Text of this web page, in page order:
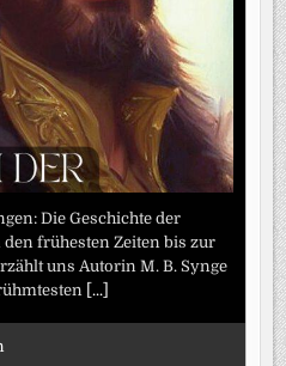
Die Geschichte der
frühesten Zeiten bis zur
uns Autorin M. B. Synge
[...]